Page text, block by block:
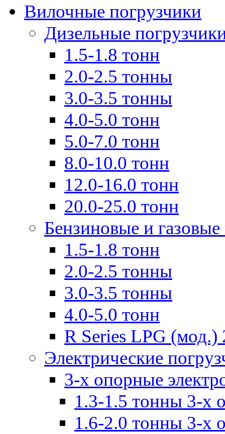
Вилочные погрузчики
Дизельные
1.5-1.8 тонн
2.0-2.5 тонны
3.0-3.5 тонны
4.0-5.0 тонн
5.0-7.0 тонн
8.0-10.0 тонн
12.0-16.0 тонн
20.0-25.0 тонн
Бензиновые и
1.5-1.8 тонн
2.0-2.5 тонны
3.0-3.5 тонны
4.0-5.0 тонн
R Series LPG (мод.)
Электрические
3-х опорные
1.3-1.5 тонны 3-х
1.6-2.0 тонны 3-х